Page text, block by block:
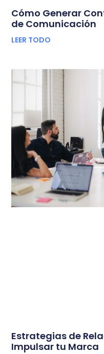
Cómo Generar
de Comunicación
LEER TODO
Estrategias de
Impulsar tu Marca